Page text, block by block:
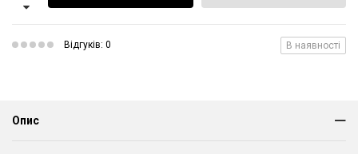
Відгуків: 0 В наявності
Опис